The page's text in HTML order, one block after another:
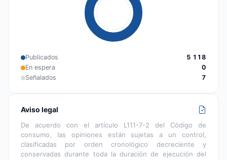
Publicados
5 118
En espera
0
Señalados
7
Aviso legal
De acuerdo con el artículo L111-7-2 del Código de
consumo, las opiniones están sujetas a un control,
clasificadas por orden cronológico decreciente y
conservadas durante toda la duración de ejecución del